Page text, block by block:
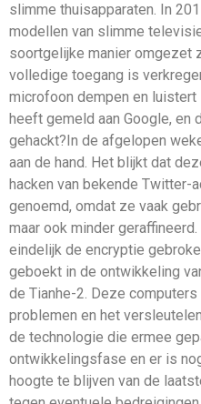
slimme thuisapparaten. In
modellen van slimme
soortgelijke manier omgezet
volledige toegang is
microfoon dempen en
heeft gemeld aan Google, en
gehackt?In de afgelopen
aan de hand. Het blijkt dat
hacken van bekende Twitter-
genoemd, omdat ze vaak
maar ook minder
eindelijk de encryptie
geboekt in de ontwikkeling
de Tianhe-2. Deze
problemen en het
de technologie die ermee
ontwikkelingsfase en er is
hoogte te blijven van de